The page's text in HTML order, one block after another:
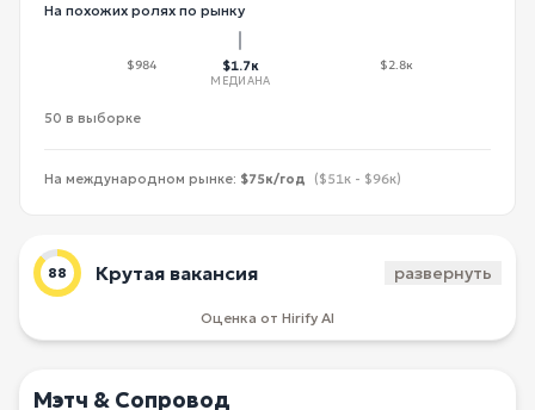
На похожих ролях по рынку
$984 $1.7к
МЕДИАНА
$2.8к
50 в выборке
На международном рынке: $75к/год ($51к - $96к)
88 Крутая вакансия развернуть
Оценка от Hirify AI
Мэтч & Сопровод